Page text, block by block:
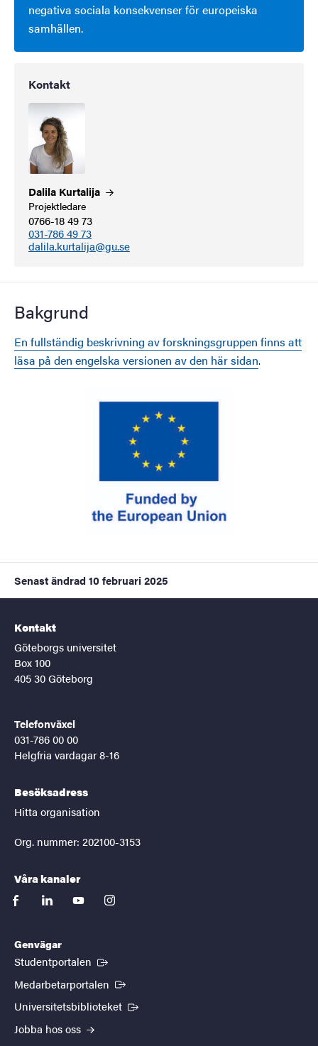
negativa sociala konsekvenser för europeiska
samhällen.
Kontakt
Dalila Kurtalija
Projektledare
0766-18 49 73
031-786 49 73
dalila.kurtalija@gu.se
Bakgrund
En fullständig beskrivning av forskningsgruppen finns att
läsa på den engelska versionen av den här sidan.
Senast ändrad 10 februari 2025
Kontakt
Göteborgs universitet
Box 100
405 30 Göteborg
Telefonväxel
031-786 00 00
Helgfria vardagar 8-16
Besöksadress
Hitta organisation
Org. nummer: 202100-3153
Våra kanaler
facebooklinkedinyoutubeinstagram
Genvägar
Studentportalen (Extern länk)
Medarbetarportalen (Extern länk)
Universitetsbiblioteket (Extern länk)
Jobba hos oss